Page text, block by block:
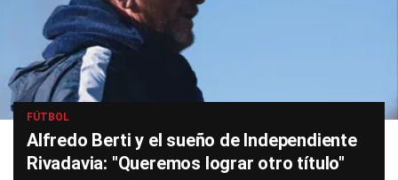
FÚTBOL
Alfredo Berti y el sueño de Independiente
Rivadavia: "Queremos lograr otro título"